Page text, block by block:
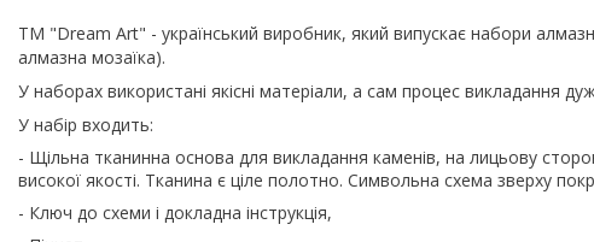
ТМ "Dream Art" - український виробник, який випускає набори
алмазна мозаїка).
У наборах використані якісні матеріали, а сам процес викладання
У набір входить:
- Щільна тканинна основа для викладання каменів, на лицьову
високої якості. Тканина є ціле полотно. Символьна схема зверху
- Ключ до схеми і докладна інструкція,